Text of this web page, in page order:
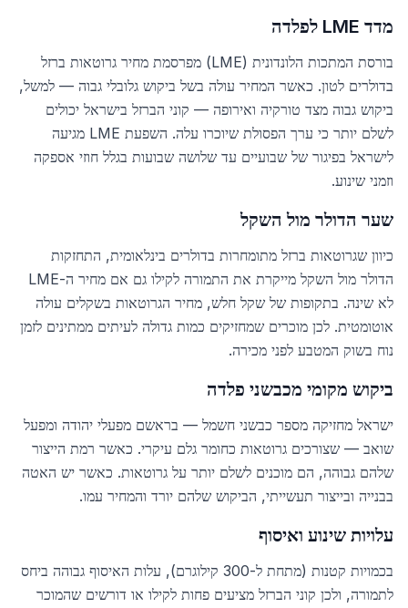
מדד LME לפלדה
בורסת המתכות הלונדונית (LME) מפרסמת מחיר גרוטאות ברזל
בדולרים לטון. כאשר המחיר עולה בשל ביקוש גלובלי גבוה — למשל,
ביקוש גבוה מצד טורקיה ואירופה — קוני הברזל בישראל יכולים
לשלם יותר כי ערך הפסולת שיוכרו עלה. השפעת LME מגיעה
לישראל בפיגור של שבועיים עד שלושה שבועות בגלל חוזי אספקה
וזמני שינוע.
שער הדולר מול השקל
כיוון שגרוטאות ברזל מתומחרות בדולרים בינלאומית, התחזקות
הדולר מול השקל מייקרת את התמורה לקילו גם אם מחיר ה-LME
לא שינה. בתקופות של שקל חלש, מחיר הגרוטאות בשקלים עולה
אוטומטית. לכן מוכרים שמחזיקים כמות גדולה לעיתים ממתינים לזמן
נוח בשוק המטבע לפני מכירה.
ביקוש מקומי מכבשני פלדה
ישראל מחזיקה מספר כבשני חשמל — בראשם מפעלי יהודה ומפעל
שואב — שצורכים גרוטאות כחומר גלם עיקרי. כאשר רמת הייצור
שלהם גבוהה, הם מוכנים לשלם יותר על גרוטאות. כאשר יש האטה
בבנייה ובייצור תעשייתי, הביקוש שלהם יורד והמחיר עמו.
עלויות שינוע ואיסוף
בכמויות קטנות (מתחת ל-300 קילוגרם), עלות האיסוף גבוהה ביחס
לתמורה, ולכן קוני הברזל מציעים פחות לקילו או דורשים שהמוכר